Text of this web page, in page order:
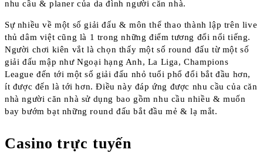
nhu cầu & planer của da đình người căn nhà.
Sự nhiều về một số giải đấu & môn thể thao thành lập trên live
thủ dâm việt cũng là 1 trong những điểm tương đối nổi tiếng.
Người chơi kiên vắt là chọn thấy một số round đấu từ một số
giải đấu mập như Ngoại hạng Anh, La Liga, Champions
League đến tới một số giải đấu nhỏ tuổi phổ đổi bắt đầu hơn,
ít được đến là tới hơn. Điều này đáp ứng được nhu cầu của căn
nhà người căn nhà sử dụng bao gồm nhu cầu nhiều & muốn
bay bướm bạt những round đấu bắt đầu mẻ & lạ mắt.
Casino trực tuyến